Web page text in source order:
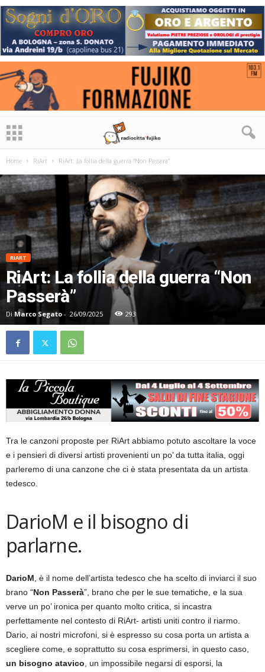
Home RiArt RiArt: La follia della guerra “Non Passerà”
RIART
RiArt: La follia della guerra “Non
Passerà”
Di Marco Segato - 26/09/2025 293
Tra le canzoni proposte per RiArt abbiamo potuto ascoltare la voce
e i pensieri di diversi artisti provenienti un po’ da tutta italia, oggi
parleremo di una canzone che ci è stata presentata da un artista
tedesco.
DarioM e il bisogno di
parlarne.
DarioM, è il nome dell’artista tedesco che ha scelto di inviarci il suo
brano “Non Passerà”, brano che per le sue tematiche, e la sua
verve un po’ ironica per quanto molto critica, si incastra
perfettamente nel contesto di RiArt- artisti uniti contro il riarmo.
Dario, ai nostri microfoni, si è espresso su cosa porta un artista a
scegliere come, e soprattutto su cosa esprimersi, in questo caso,
un bisogno atavico, un impossibile negarsi di esporsi, la